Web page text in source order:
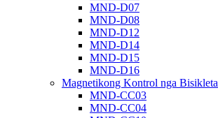
MND-D07
MND-D08
MND-D12
MND-D14
MND-D15
MND-D16
Magnetikong Kontrol nga Bisikleta
MND-CC03
MND-CC04